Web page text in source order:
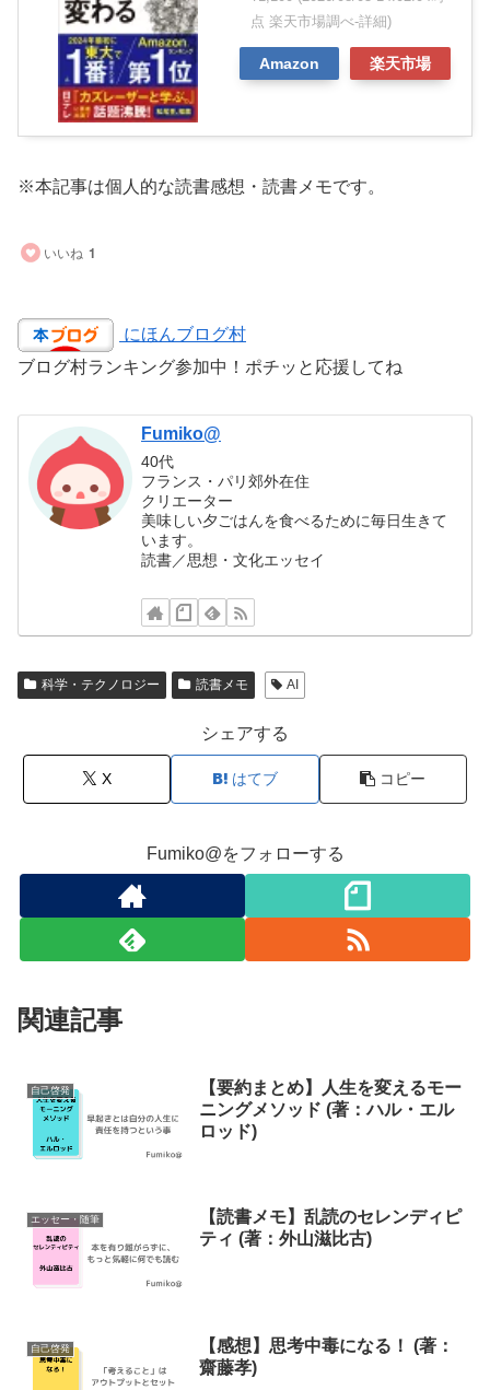
点 楽天市場調べ-詳細)
Amazon 楽天市場
※本記事は個人的な読書感想・読書メモです。
いいね 1
にほんブログ村
ブログ村ランキング参加中！ポチッと応援してね
Fumiko@
40代
フランス・パリ郊外在住
クリエーター
美味しい夕ごはんを食べるために毎日生きて
います。
読書／思想・文化エッセイ
科学・テクノロジー 読書メモ AI
シェアする
X はてブ コピー
Fumiko@をフォローする
関連記事
自己啓発
【要約まとめ】人生を変えるモー
ニングメソッド (著：ハル・エル
ロッド)
エッセー・随筆
【読書メモ】乱読のセレンディピ
ティ (著：外山滋比古)
自己啓発
【感想】思考中毒になる！ (著：
齋藤孝)